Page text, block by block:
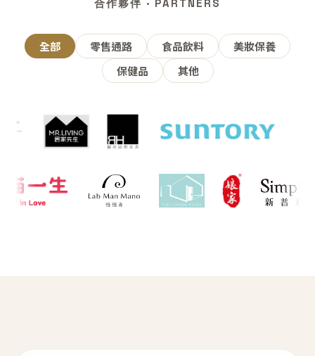
合作夥伴 · PARTNERS
全部 零售通路 食品飲料
美妝保養
保健品
其他